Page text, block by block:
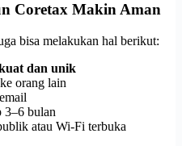
Coretax Makin Aman
bisa melakukan hal berikut:
dan unik
orang lain
3–6 bulan
atau Wi-Fi terbuka